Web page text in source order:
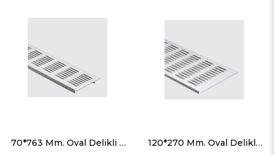
70*763 Mm. Oval Delikli Alüminyum Havalandırma Menfezi 120*270 Mm. Oval Delikli Alüminyum Havalandırma Menfezi